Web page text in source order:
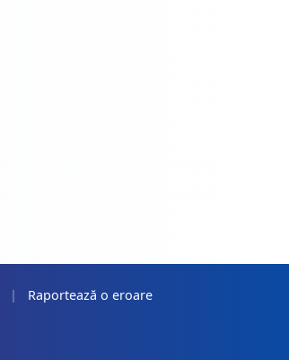
|
Raportează o eroare